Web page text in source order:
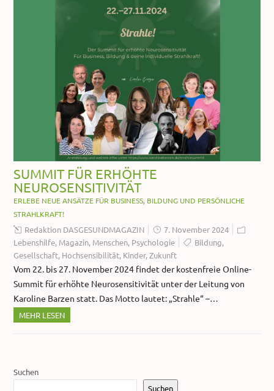
SUMMIT FÜR ERHÖHTE
NEUROSENSITIVITÄT
ERLEBE NEUE ANSÄTZE FÜR BUSINESS, BILDUNG UND PERSÖNLICHE
STRAHLKRAFT!
Redaktion DASGESUNDMAGAZIN
7. November 2024
Lebenshilfe, Magazin, Menschen, Psychologie Bildung,
Gesellschaft, Hochsensibilität, Kinder,Zukunft
Vom 22. bis 27. November 2024 findet der kostenfreie Online-
Summit für erhöhte Neurosensitivität unter der Leitung von
Karoline Barzen statt. Das Motto lautet: „Strahle“ –…
MEHR LESEN
Suchen
Suchen